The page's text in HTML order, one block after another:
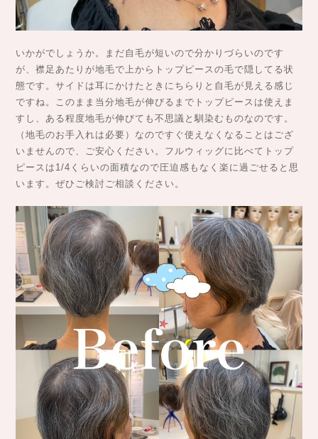
いかがでしょうか。まだ自毛が短いので分かりづらいのです
が、襟足あたりが地毛で上からトップピースの毛で隠してる状
態です。サイドは耳にかけたときにちらりと自毛が見える感じ
ですね。このまま当分地毛が伸びるまでトップピースは使えま
すし、ある程度地毛が伸びても不思議と馴染むものなのです。
（地毛のお手入れは必要）なのですぐ使えなくなることはござ
いませんので、ご安心ください。フルウィッグに比べてトップ
ピースは1/4くらいの面積なので圧迫感もなく楽に過ごせると思
います。ぜひご検討ご相談ください。